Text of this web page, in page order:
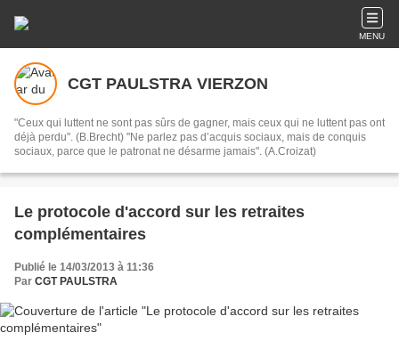
MENU
CGT PAULSTRA VIERZON
"Ceux qui luttent ne sont pas sûrs de gagner, mais ceux qui ne luttent pas ont
déjà perdu". (B.Brecht) "Ne parlez pas d’acquis sociaux, mais de conquis
sociaux, parce que le patronat ne désarme jamais". (A.Croizat)
Le protocole d'accord sur les retraites
complémentaires
Publié le 14/03/2013 à 11:36
Par CGT PAULSTRA